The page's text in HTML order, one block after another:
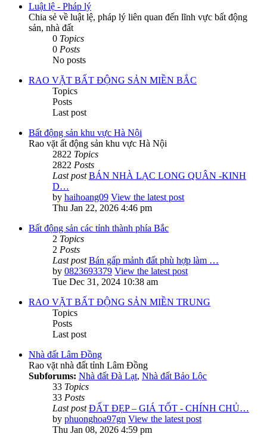
Luật lệ - Pháp lý
Chia sẻ về luật lệ, pháp lý liên quan đến lĩnh vực bất động
sản, nhà đất
0 Topics
0 Posts
No posts
RAO VẶT BẤT ĐỘNG SẢN MIỀN BẮC
Topics
Posts
Last post
Bất động sản khu vực Hà Nội
Rao vặt ất động sản khu vực Hà Nội
2822 Topics
2822 Posts
Last post BÁN NHÀ LẠC LONG QUÂN -KINH
D…
by haihoang09 View the latest post
Thu Jan 22, 2026 4:46 pm
Bất động sản các tỉnh thành phía Bắc
2 Topics
2 Posts
Last post Bán gấp mảnh đất phù hợp làm …
by 0823693379 View the latest post
Tue Dec 31, 2024 10:38 am
RAO VẶT BẤT ĐỘNG SẢN MIỀN TRUNG
Topics
Posts
Last post
Nhà đất Lâm Đồng
Rao vặt nhà đất tỉnh Lâm Đồng
Subforums: Nhà đất Đà Lạt, Nhà đất Bảo Lộc
33 Topics
33 Posts
Last post ĐẤT ĐẸP – GIÁ TỐT - CHÍNH CHỦ…
by phuonghoa97gn View the latest post
Thu Jan 08, 2026 4:59 pm